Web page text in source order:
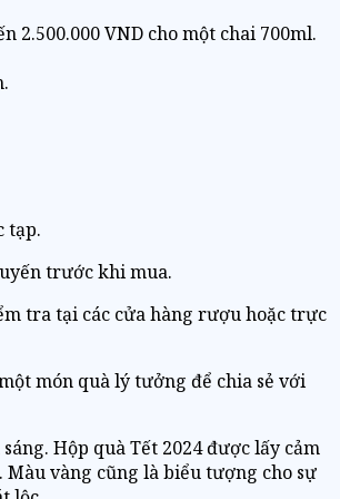
2.500.000 VND cho một chai 700ml.
tạp.
trước khi mua.
tra tại các cửa hàng rượu hoặc trực
món quà lý tưởng để chia sẻ với
Hộp quà Tết 2024 được lấy cảm
vàng cũng là biểu tượng cho sự